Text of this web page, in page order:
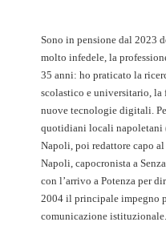
Sono in pensione dal 2023
molto infedele, la
35 anni: ho praticato la
scolastico e universitario,
nuove tecnologie digitali.
quotidiani locali napoletani
Napoli, poi redattore capo
Napoli, capocronista a
con l’arrivo a Potenza per
2004 il principale impegno
comunicazione